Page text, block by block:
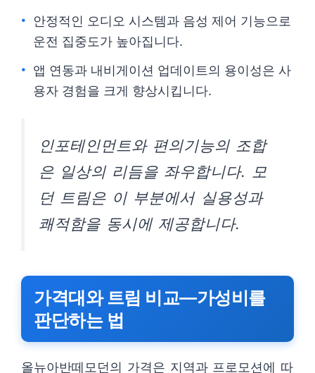
안정적인 오디오 시스템과 음성 제어 기능으로
운전 집중도가 높아집니다.
앱 연동과 내비게이션 업데이트의 용이성은 사
용자 경험을 크게 향상시킵니다.
인포테인먼트와 편의기능의 조합
은 일상의 리듬을 좌우합니다. 모
던 트림은 이 부분에서 실용성과
쾌적함을 동시에 제공합니다.
가격대와 트림 비교—가성비를
판단하는 법
올뉴아반떼모던의 가격은 지역과 프로모션에 따